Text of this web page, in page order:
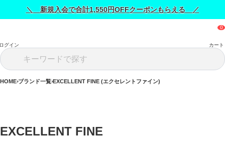
＼ 新規入会で合計1,550円OFFクーポンもらえる ／
グイン カート
HOME ブランド一覧 EXCELLENT FINE (エクセレントファイン)
EXCELLENT FINE